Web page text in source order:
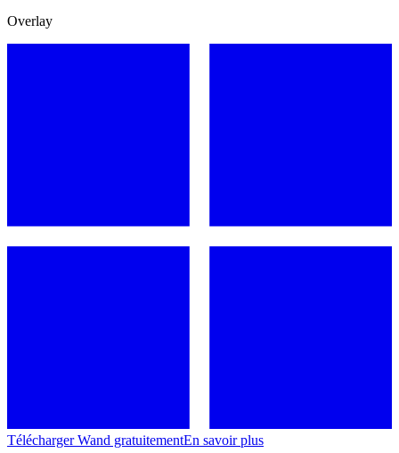
Overlay
Télécharger Wand gratuitementEn savoir plus